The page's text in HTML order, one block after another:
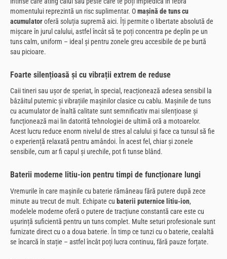
momentului reprezintă un risc suplimentar. Omașină de tuns cu
acumulatoroferă soluția supremă aici. Îți permite o libertate absolută de
mișcare în jurul calului, astfel încât să te poți concentra pe deplin pe un
tuns calm, uniform – ideal și pentru zonele greu accesibile de pe burtă
sau picioare.
Foarte silențioasă și cu vibrații extrem de reduse
Caii tineri sau ușor de speriat, în special, reacționează adesea sensibil la
bâzâitul puternic și vibrațiile mașinilor clasice cu cablu. Mașinile de tuns
cu acumulator de înaltă calitate sunt semnificativ mai silențioase și
funcționează mai lin datorită tehnologiei de ultimă oră a motoarelor.
Acest lucru reduce enorm nivelul de stres al calului și face ca tunsul să fie
o experiență relaxată pentru amândoi. În acest fel, chiar și zonele
sensibile, cum ar fi capul și urechile, pot fi tunse blând.
Baterii moderne litiu-ion pentru timpi de funcționare lungi
Vremurile în care mașinile cu baterie rămâneau fără putere după zece
minute au trecut de mult. Echipate cu baterii puternice litiu-ion,
modelele moderne oferă o putere de tracțiune constantă care este cu
ușurință suficientă pentru un tuns complet. Multe seturi profesionale sunt
furnizate direct cu o a doua baterie. În timp ce tunzi cu o baterie, cealaltă
se încarcă în stație – astfel încât poți lucra continuu, fără pauze forțate.